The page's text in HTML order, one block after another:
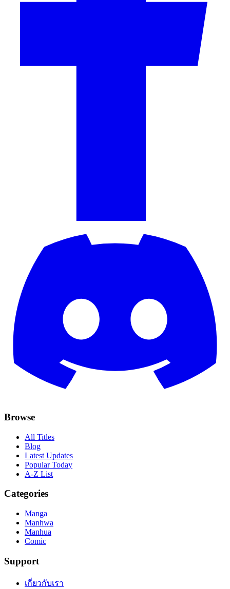
Browse
All Titles
Blog
Latest Updates
Popular Today
A-Z List
Categories
Manga
Manhwa
Manhua
Comic
Support
เกี่ยวกับเรา